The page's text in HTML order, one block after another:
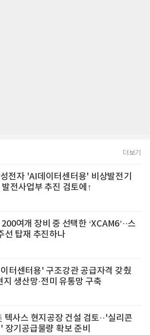
더보기
전자 'AI데이터센터용' 비상발전기
전사업부 추진 검토에↑
여개 장비 중 선택한 ‘XCAM6’··스
선 탑재 추진하나
터센터용' 구조강관 공급자격 갖췄
생산망·전미 유통망 구축
텍사스 현지공장 건설 검토··'실리콘
장기공급물량 확보 준비